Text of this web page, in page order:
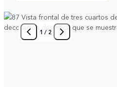
1 / 2